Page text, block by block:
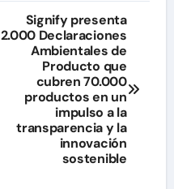
Signify presenta
2.000 Declaraciones
Ambientales de
Producto que
cubren 70.000
productos en un
impulso a la
transparencia y la
innovación
sostenible